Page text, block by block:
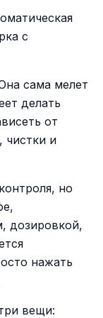
с
сама мелет
делать
от
чистки и
но
дозировкой,
нажать
вещи: